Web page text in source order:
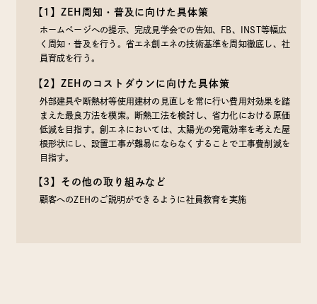
【1】ZEH周知・普及に向けた具体策
ホームページへの提示、完成見学会での告知、FB、INST等幅広
く周知・普及を行う。省エネ創エネの技術基準を周知徹底し、社
員育成を行う。
【2】ZEHのコストダウンに向けた具体策
外部建具や断熱材等使用建材の見直しを常に行い費用対効果を踏
まえた最良方法を模索。断熱工法を検討し、省力化における原価
低減を目指す。創エネにおいては、太陽光の発電効率を考えた屋
根形状にし、設置工事が難易にならなくすることで工事費削減を
目指す。
【3】その他の取り組みなど
顧客へのZEHのご説明ができるように社員教育を実施